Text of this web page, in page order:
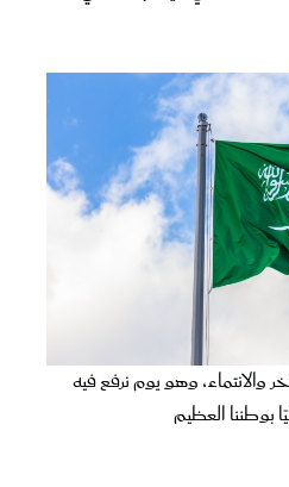
والانتماء، وهو يوم نرفع فيه
بوطننا العظيم